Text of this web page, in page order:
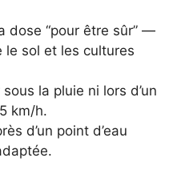
dose “pour être sûr” —
le sol et les cultures
la pluie ni lors d’un
km/h.
d’un point d’eau